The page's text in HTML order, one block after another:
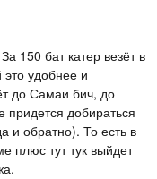
150 бат катер везёт в
удобнее и
до Самаи бич, до
придется добираться
и обратно). То есть в
плюс тут тук выйдет